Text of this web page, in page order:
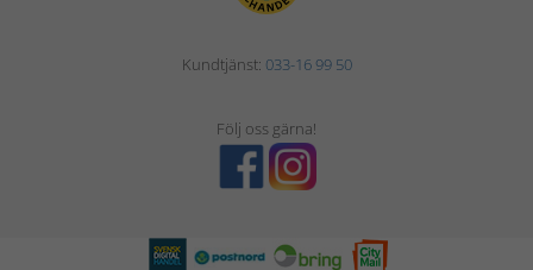
Kundtjänst: 033-16 99 50
Följ oss gärna!